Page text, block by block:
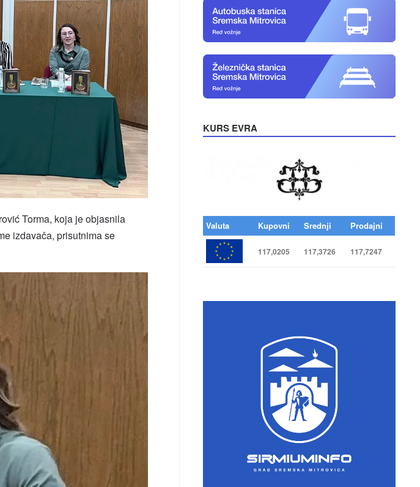
Torma, koja je objasnila
izdavača, prisutnima se
KURS EVRA
Valuta Kupovni Srednji Prodajni
117,0205 117,3726 117,7247